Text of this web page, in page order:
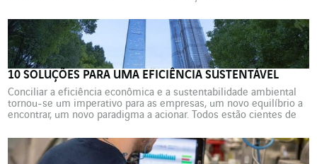
10 SOLUÇÕES PARA UMA EFICIÊNCIA SUSTENTÁVEL
Conciliar a eficiência econômica e a sustentabilidade ambiental
tornou-se um imperativo para as empresas, um novo equilíbrio a
encontrar, um novo paradigma a acionar. Todos estão cientes de
sustentável através da agilidade, eis a orientação que forma a
base do modelo da VINCI Energies.